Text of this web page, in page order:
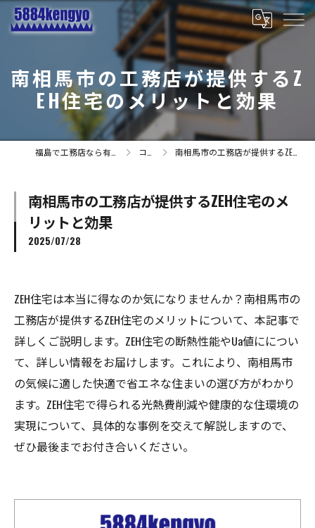
南相馬市の工務店が提供するZ
EH住宅のメリットと効果
コラム 南相馬市の工務店が提供するZEH住宅のメリットと効果
南相馬市の工務店が提供するZEH住宅のメ
リットと効果
2025/07/28
ZEH住宅は本当に得なのか気になりませんか？南相馬市の
工務店が提供するZEH住宅のメリットについて、本記事で
詳しくご説明します。ZEH住宅の断熱性能やUa値にについ
て、詳しい情報をお届けします。これにより、南相馬市
の気候に適した快適で省エネな住まいの選び方がわかり
ます。ZEH住宅で得られる光熱費削減や健康的な住環境の
実現について、具体的な事例を交えて解説しますので、
ぜひ最後までお付き合いください。